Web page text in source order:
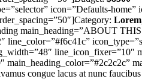
icon=”Defaults-
Lorem
main_heading=”ABOUT
main_heading_color=”#2c2c2c”
congue lacus at nunc